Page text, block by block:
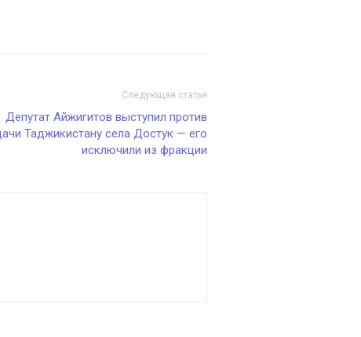
Следующая статья
Депутат Айжигитов выступил против
Таджикистану села Достук — его
исключили из фракции